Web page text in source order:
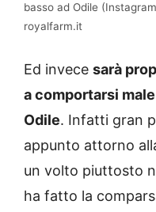
basso ad Odile
royalfarm.it
Ed invece sarà
a comportarsi
Odile. Infatti gran
appunto attorno
un volto piuttosto
ha fatto la